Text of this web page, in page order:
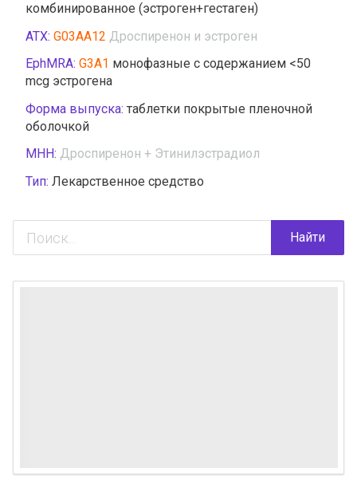
комбинированное (эстроген+гестаген)
АТХ: G03AA12 Дроспиренон и эстроген
EphMRA: G3A1 монофазные с содержанием <50
mcg эстрогена
Форма выпуска: таблетки покрытые пленочной
оболочкой
МНН: Дроспиренон + Этинилэстрадиол
Тип: Лекарственное средство
Найти